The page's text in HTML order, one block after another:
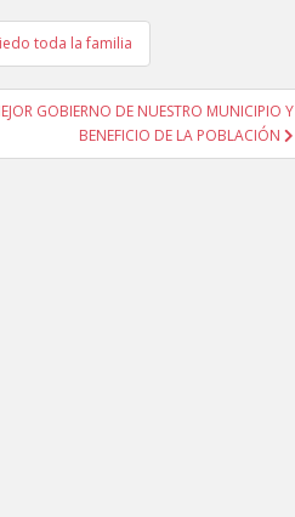
toda la familia
GOBIERNO DE NUESTRO MUNICIPIO Y
BENEFICIO DE LA POBLACIÓN